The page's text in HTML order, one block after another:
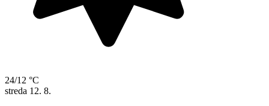
24/12 °C
streda 12. 8.